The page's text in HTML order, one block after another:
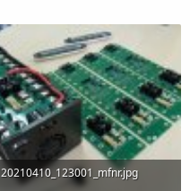
20210410_123001_mfnr.jpg